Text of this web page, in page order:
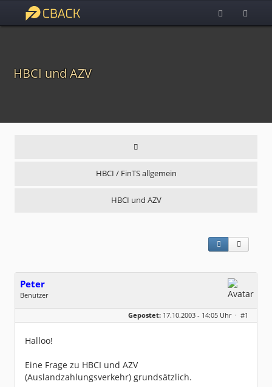
HBCI und AZV
HBCI / FinTS allgemein
HBCI und AZV
Peter
Benutzer
Geschlecht:
keine Angabe
Dabei seit:
08 / 2003
Gepostet: 17.10.2003 - 14:05 Uhr · #1
Halloo!
Eine Frage zu HBCI und AZV
(Auslandzahlungsverkehr) grundsätzlich.